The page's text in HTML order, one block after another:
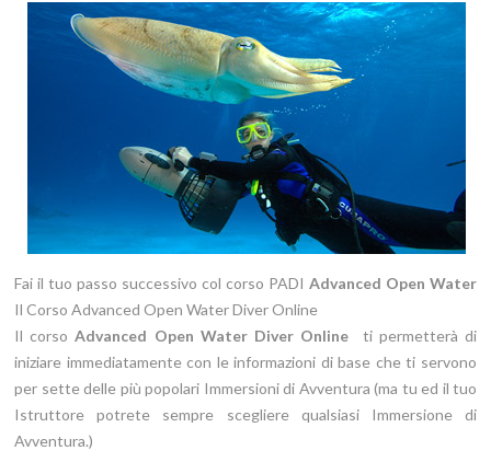
Fai il tuo passo successivo col corso PADI Advanced Open Water
Il Corso Advanced Open Water Diver Online
Il corsoAdvanced Open Water Diver Online ti permetterà di
iniziare immediatamente con le informazioni di base che ti servono
per sette delle più popolari Immersioni di Avventura (ma tu ed il tuo
Istruttore potrete sempre scegliere qualsiasi Immersione di
Avventura.)